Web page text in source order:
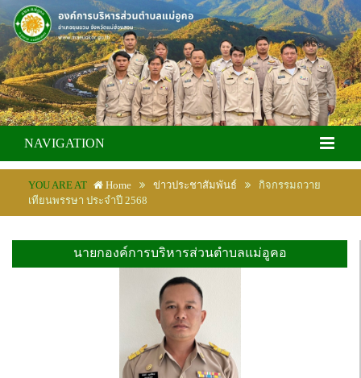
NAVIGATION
YOU ARE AT Home ข่าวประชาสัมพันธ์
กิจกรรมถวาย
เทียนพรรษา ประจำปี 2568
นายกองค์การบริหารส่วนตำบลแม่อูคอ